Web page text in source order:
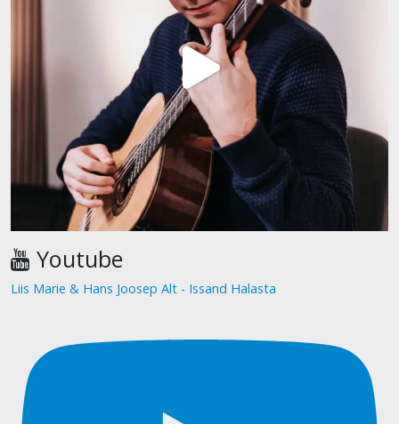
Youtube
Liis Marie & Hans Joosep Alt - Issand Halasta